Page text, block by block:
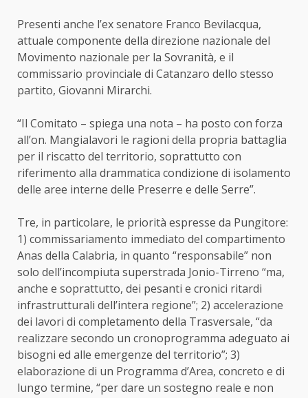
Presenti anche l’ex senatore Franco Bevilacqua,
attuale componente della direzione nazionale del
Movimento nazionale per la Sovranità, e il
commissario provinciale di Catanzaro dello stesso
partito, Giovanni Mirarchi.
“Il Comitato – spiega una nota – ha posto con forza
all’on. Mangialavori le ragioni della propria battaglia
per il riscatto del territorio, soprattutto con
riferimento alla drammatica condizione di isolamento
delle aree interne delle Preserre e delle Serre”.
Tre, in particolare, le priorità espresse da Pungitore:
1) commissariamento immediato del compartimento
Anas della Calabria, in quanto “responsabile” non
solo dell’incompiuta superstrada Jonio-Tirreno “ma,
anche e soprattutto, dei pesanti e cronici ritardi
infrastrutturali dell’intera regione”; 2) accelerazione
dei lavori di completamento della Trasversale, “da
realizzare secondo un cronoprogramma adeguato ai
bisogni ed alle emergenze del territorio”; 3)
elaborazione di un Programma d’Area, concreto e di
lungo termine, “per dare un sostegno reale e non